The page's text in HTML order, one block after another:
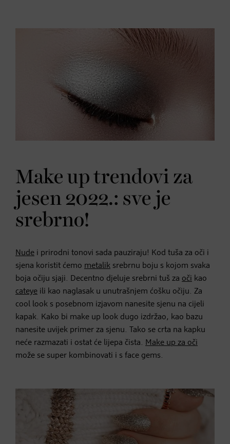
Make up trendovi za
jesen 2022.: sve je
srebrno!
Nude i prirodni tonovi sada pauziraju! Kod tuša za oči i
sjena koristit ćemo metalik srebrnu boju s kojom svaka
boja očiju sjaji. Decentno djeluje srebrni tuš za oči kao
cateye ili kao naglasak u unutrašnjem ćošku očiju. Za
cool look s posebnom izjavom nanesite sjenu na cijeli
kapak. Kako bi make up look dugo izdržao, kao bazu
nanesite uvijek primer za sjenu. Tako se crta na kapku
neće razmazati i ostat će lijepa čista. Make up za oči
može se super kombinovati i s face gems.